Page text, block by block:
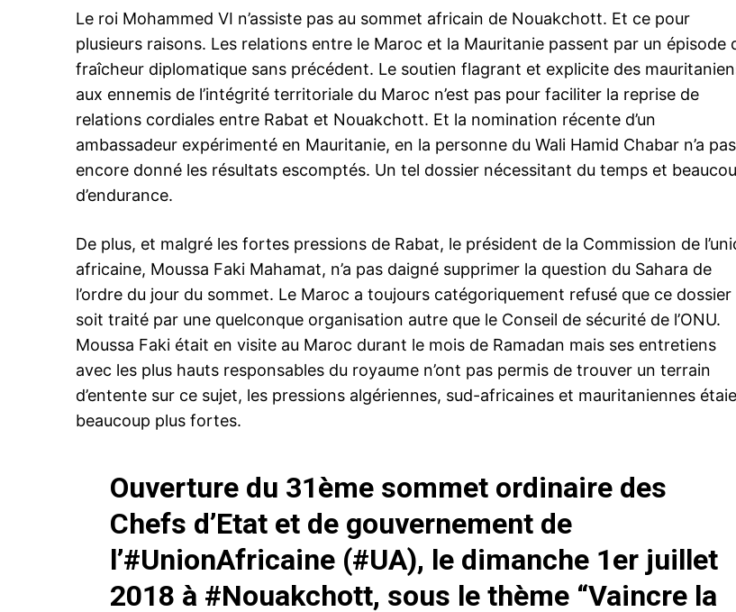
le1.ma
l'intelligence de
l'information
Nous contacter
Le roi Mohammed VI n’assiste pas au sommet africain de Nouakchott. Et ce pour
plusieurs raisons. Les relations entre le Maroc et la Mauritanie passent par un épisode
fraîcheur diplomatique sans précédent. Le soutien flagrant et explicite des
aux ennemis de l’intégrité territoriale du Maroc n’est pas pour faciliter la reprise de
relations cordiales entre Rabat et Nouakchott. Et la nomination récente d’un
ambassadeur expérimenté en Mauritanie, en la personne du Wali Hamid Chabar n’a pas
encore donné les résultats escomptés. Un tel dossier nécessitant du temps et
d’endurance.
De plus, et malgré les fortes pressions de Rabat, le président de la Commission de
africaine, Moussa Faki Mahamat, n’a pas daigné supprimer la question du Sahara de
l’ordre du jour du sommet. Le Maroc a toujours catégoriquement refusé que ce dossier
soit traité par une quelconque organisation autre que le Conseil de sécurité de l’ONU.
Moussa Faki était en visite au Maroc durant le mois de Ramadan mais ses entretiens
avec les plus hauts responsables du royaume n’ont pas permis de trouver un terrain
d’entente sur ce sujet, les pressions algériennes, sud-africaines et mauritaniennes
beaucoup plus fortes.
Ouverture du 31ème sommet ordinaire des
Chefs d’Etat et de gouvernement de
l’#UnionAfricaine(#UA), le dimanche 1er juillet
2018 à #Nouakchott, sous le thème “Vaincre la